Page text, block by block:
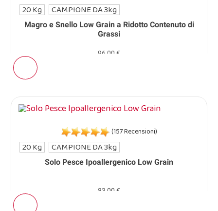
Magro e Snello Low Grain a Ridotto Contenuto di
Grassi
96,00 €
20 Kg CAMPIONE DA 3kg
Solo Pesce Ipoallergenico Low Grain
(157 Recensioni)
83,00 €
20 Kg CAMPIONE DA 3kg